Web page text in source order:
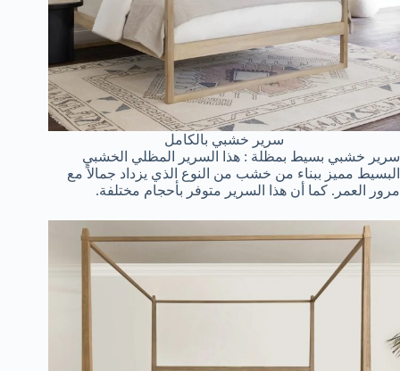
سرير خشبي بالكامل
سرير خشبي بسيط بمظلة : هذا السرير المظلي الخشبي
البسيط مميز ببناء من خشب من النوع الذي يزداد جمالاً مع
مرور العمر. كما أن هذا السرير متوفر بأحجام مختلفة.